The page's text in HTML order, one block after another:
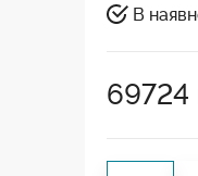
В
69724